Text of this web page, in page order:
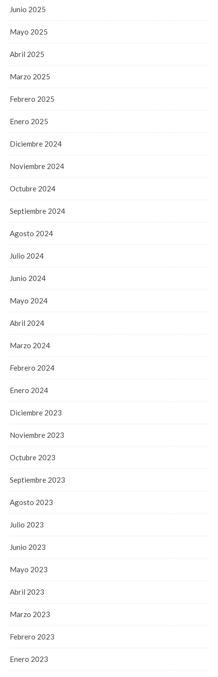
Junio 2025
Mayo 2025
Abril 2025
Marzo 2025
Febrero 2025
Enero 2025
Diciembre 2024
Noviembre 2024
Octubre 2024
Septiembre 2024
Agosto 2024
Julio 2024
Junio 2024
Mayo 2024
Abril 2024
Marzo 2024
Febrero 2024
Enero 2024
Diciembre 2023
Noviembre 2023
Octubre 2023
Septiembre 2023
Agosto 2023
Julio 2023
Junio 2023
Mayo 2023
Abril 2023
Marzo 2023
Febrero 2023
Enero 2023